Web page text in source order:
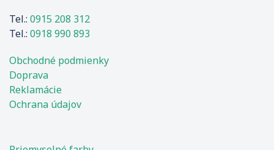
Tel.: 0915 208 312
Tel.: 0918 990 893
Obchodné podmienky
Doprava
Reklamácie
Ochrana údajov